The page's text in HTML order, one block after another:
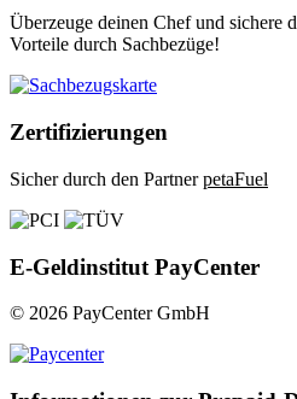
Überzeuge deinen Chef und sichere
Vorteile durch Sachbezüge!
Zertifizierungen
Sicher durch den PartnerpetaFuel
E-Geldinstitut PayCenter
© 2026 PayCenter GmbH